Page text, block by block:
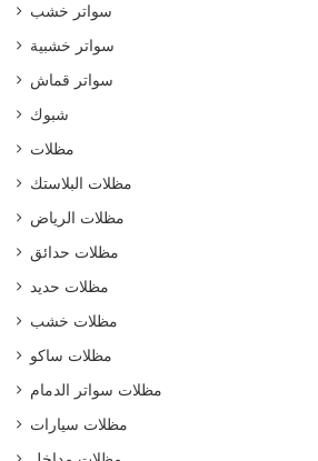
سواتر خشب
سواتر خشبية
سواتر قماش
شبوك
مظلات
مظلات البلاستك
مظلات الرياض
مظلات حدائق
مظلات حديد
مظلات خشب
مظلات ساكو
مظلات سواتر الدمام
مظلات سيارات